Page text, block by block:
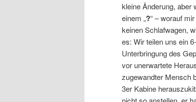
kleine Änderung, aber
einem „?“ – worauf
keinen Schlafwagen,
es: Wir teilen uns ein
Unterbringung des
vor unerwartete
zugewandter Mensch
3er Kabine